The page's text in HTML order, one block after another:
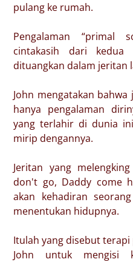
pulang ke rumah.
Pengalaman “primal
cintakasih dari kedua
dituangkan dalam jeritan
John mengatakan
hanya pengalaman
yang terlahir di dunia
mirip dengannya.
Jeritan yang
don't go, Daddy come
akan kehadiran
menentukan hidupnya.
Itulah yang disebut
John untuk mengisi